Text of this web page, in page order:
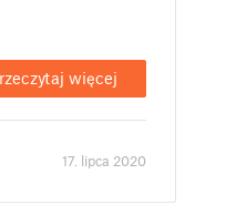
więcej
17. lipca 2020